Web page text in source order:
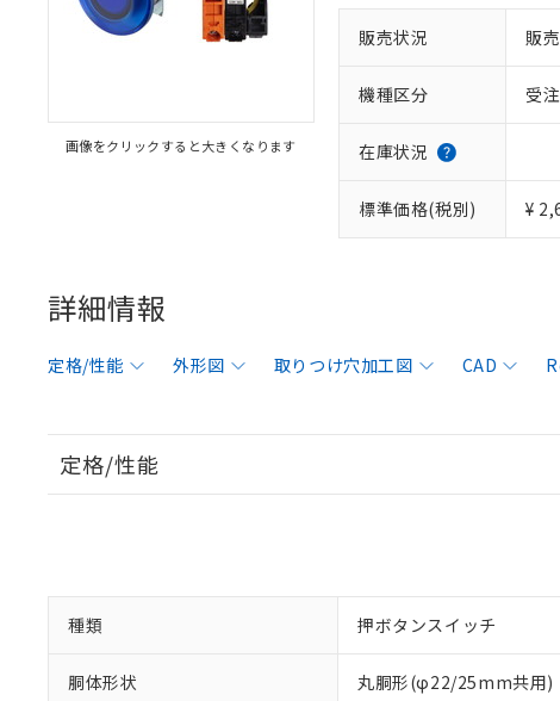
画像をクリックすると大きくなります
販売状況 販
機種区分 受
在庫状況
標準価格(税別) ¥
詳細情報
定格/性能 外形図 取りつけ穴加工図 CAD
定格/性能
種類 押ボタンスイッチ
胴体形状 丸胴形(φ22/25mm共用)